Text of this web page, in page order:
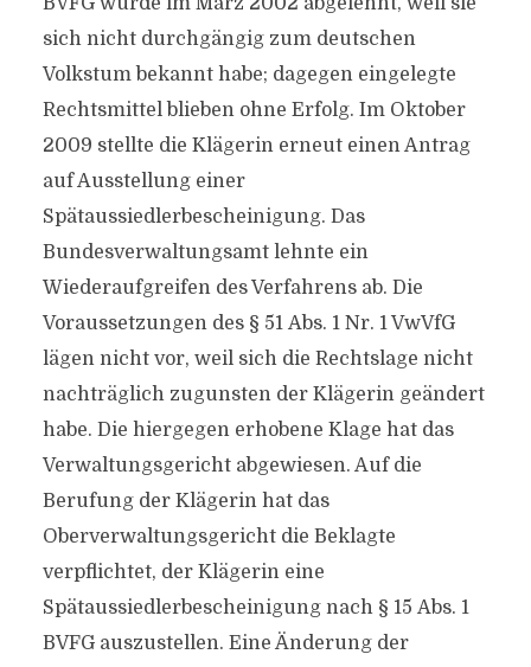
sich nicht durchgängig zum deutschen
Volkstum bekannt habe; dagegen eingelegte
Rechtsmittel blieben ohne Erfolg. Im Oktober
2009 stellte die Klägerin erneut einen Antrag
auf Ausstellung einer
Spätaussiedlerbescheinigung. Das
Bundesverwaltungsamt lehnte ein
Wiederaufgreifen des Verfahrens ab. Die
Voraussetzungen des § 51 Abs. 1 Nr. 1 VwVfG
lägen nicht vor, weil sich die Rechtslage nicht
nachträglich zugunsten der Klägerin geändert
habe. Die hiergegen erhobene Klage hat das
Verwaltungsgericht abgewiesen. Auf die
Berufung der Klägerin hat das
Oberverwaltungsgericht die Beklagte
verpflichtet, der Klägerin eine
Spätaussiedlerbescheinigung nach § 15 Abs. 1
BVFG auszustellen. Eine Änderung der